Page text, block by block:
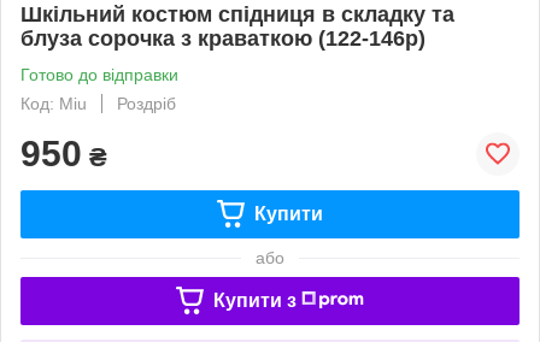
Шкільний костюм спідниця в складку та
блуза сорочка з краваткою (122-146р)
Готово до відправки
Код: Miu
Роздріб
950 ₴
Купити
або
Купити з